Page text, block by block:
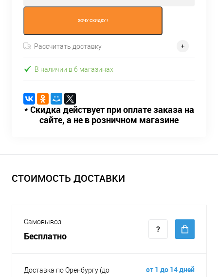
ХОЧУ СКИДКУ !
Рассчитать доставку
В наличии в 6 магазинах
* Скидка действует при оплате заказа на
сайте, а не в розничном магазине
СТОИМОСТЬ ДОСТАВКИ
Самовывоз
Бесплатно
Доставка по Оренбургу (до
от 1 до 14 дней